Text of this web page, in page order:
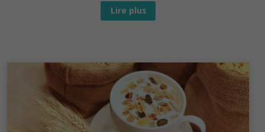
Recette
bébé
d’été
pour
bébé
Lire plus